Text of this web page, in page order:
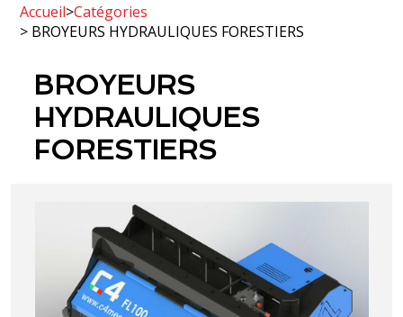
Accueil>Catégories
> BROYEURS HYDRAULIQUES FORESTIERS
BROYEURS
HYDRAULIQUES
FORESTIERS